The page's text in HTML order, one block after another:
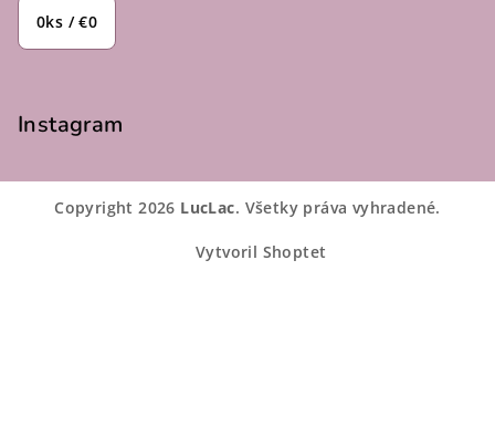
0ks /€0
Instagram
Copyright 2026 LucLac. Všetky práva vyhradené.
Vytvoril Shoptet